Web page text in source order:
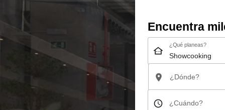
Encuentra
¿Qué planeas?
¿Dónde?
¿Cuándo?